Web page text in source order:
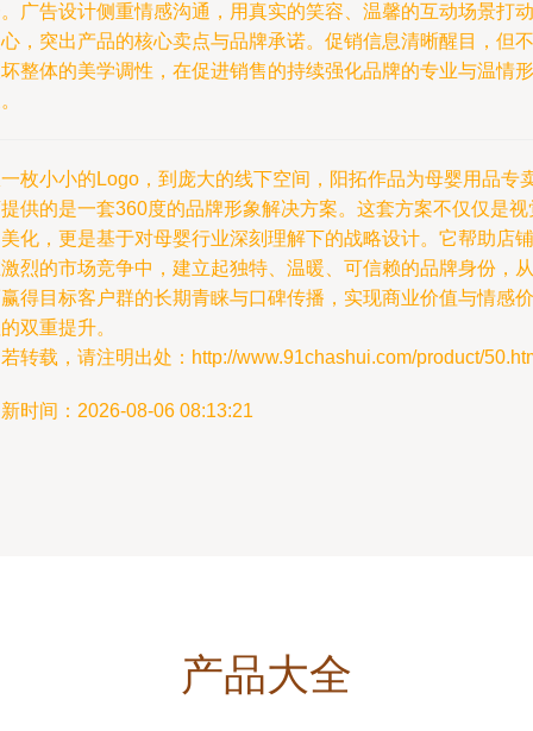
广告设计侧重情感沟通，用真实的笑容、温馨的互动场景打动
，突出产品的核心卖点与品牌承诺。促销信息清晰醒目，但不
整体的美学调性，在促进销售的持续强化品牌的专业与温情形
枚小小的Logo，到庞大的线下空间，阳拓作品为母婴用品专
供的是一套360度的品牌形象解决方案。这套方案不仅仅是视
化，更是基于对母婴行业深刻理解下的战略设计。它帮助店铺
烈的市场竞争中，建立起独特、温暖、可信赖的品牌身份，从
得目标客户群的长期青睐与口碑传播，实现商业价值与情感价
双重提升。
转载，请注明出处：http://www.91chashui.com/product/
时间：2026-08-06 08:13:21
产品大全